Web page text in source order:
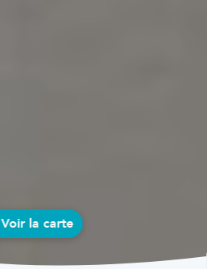
Voir la carte